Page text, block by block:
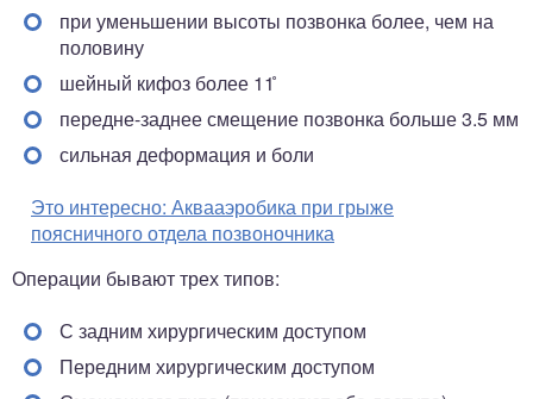
при уменьшении высоты позвонка более, чем на
половину
шейный кифоз более 11 ̊
передне-заднее смещение позвонка больше 3.5 мм
сильная деформация и боли
Это интересно: Аквааэробика при грыже
поясничного отдела позвоночника
Операции бывают трех типов:
С задним хирургическим доступом
Передним хирургическим доступом